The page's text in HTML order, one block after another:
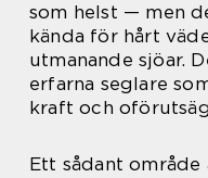
som helst — men
kända för hårt
utmanande sjöar.
erfarna seglare
kraft och
Ett sådant